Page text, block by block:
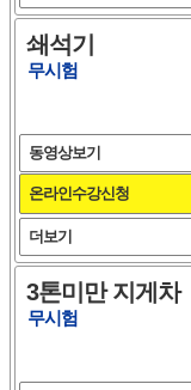
쇄석기
무시험
더보기
온라인수강신청
동영상보기
3톤미만 지게차
무시험